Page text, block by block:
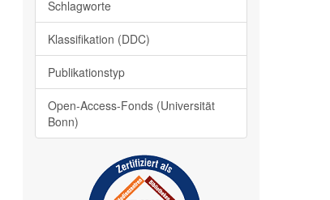
Schlagworte
Klassifikation (DDC)
Publikationstyp
Open-Access-Fonds (Universität
Bonn)